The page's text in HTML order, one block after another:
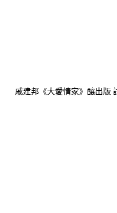
戚建邦《大愛情家》釀出版